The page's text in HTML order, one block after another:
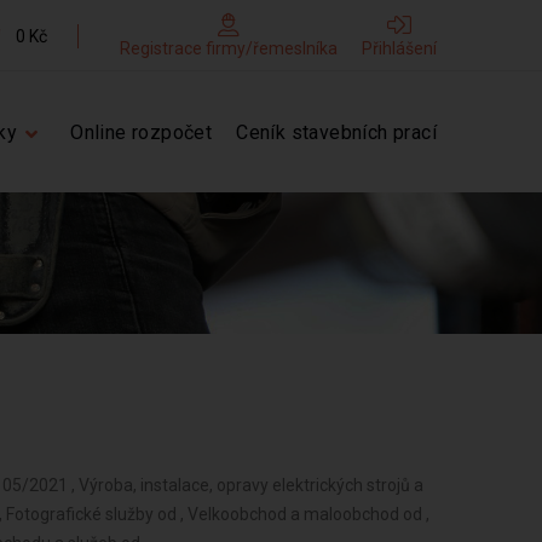
0 Kč
Registrace firmy/řemeslníka Přihlášení
Online rozpočet Ceník stavebních prací
2021 , Výroba, instalace, opravy elektrických strojů a
služby od , Velkoobchod a maloobchod od ,